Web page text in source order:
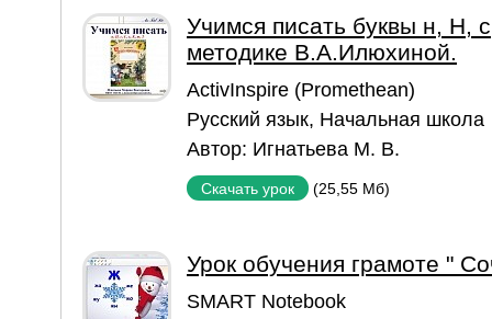
Учимся писать буквы н, Н,
методике В.А.Илюхиной.
ActivInspire (Promethean)
Русский язык, Начальная школа
Автор: Игнатьева М. В.
Скачать урок (25,55 Мб)
Урок обучения грамоте "
SMART Notebook